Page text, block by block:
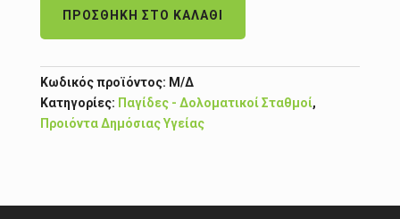
ΠΡΟΣΘΉΚΗ ΣΤΟ ΚΑΛΆΘΙ
Κωδικός προϊόντος: Μ/Δ
Κατηγορίες: Παγίδες - Δολοματικοί Σταθμοί,
Προιόντα Δημόσιας Υγείας